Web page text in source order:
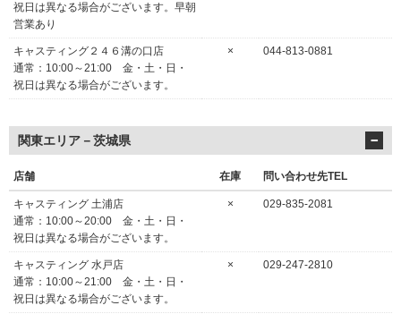
祝日は異なる場合がございます。早朝
営業あり
キャスティング２４６溝の口店
通常：10:00～21:00 金・土・日・
祝日は異なる場合がございます。
× 044-813-0881
関東エリア－茨城県
店舗 在庫 問い合わせ先TEL
キャスティング 土浦店
通常：10:00～20:00 金・土・日・
祝日は異なる場合がございます。
× 029-835-2081
キャスティング 水戸店
通常：10:00～21:00 金・土・日・
祝日は異なる場合がございます。
× 029-247-2810